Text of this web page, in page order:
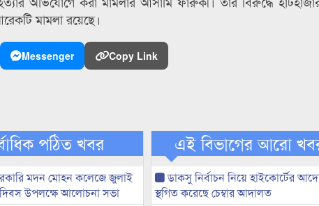
মামলা রয়েছে।
Messenger Copy Link
পঠিত খবর
মদন মোহন কলেজে জুলাই
দিবস উপলক্ষে আলোচনা সভা
এই বিভাগের আরো
ডাকসু নির্বাচন নিয়ে হাইকোর্টের
স্থগিত করেছে চেম্বার আদালত